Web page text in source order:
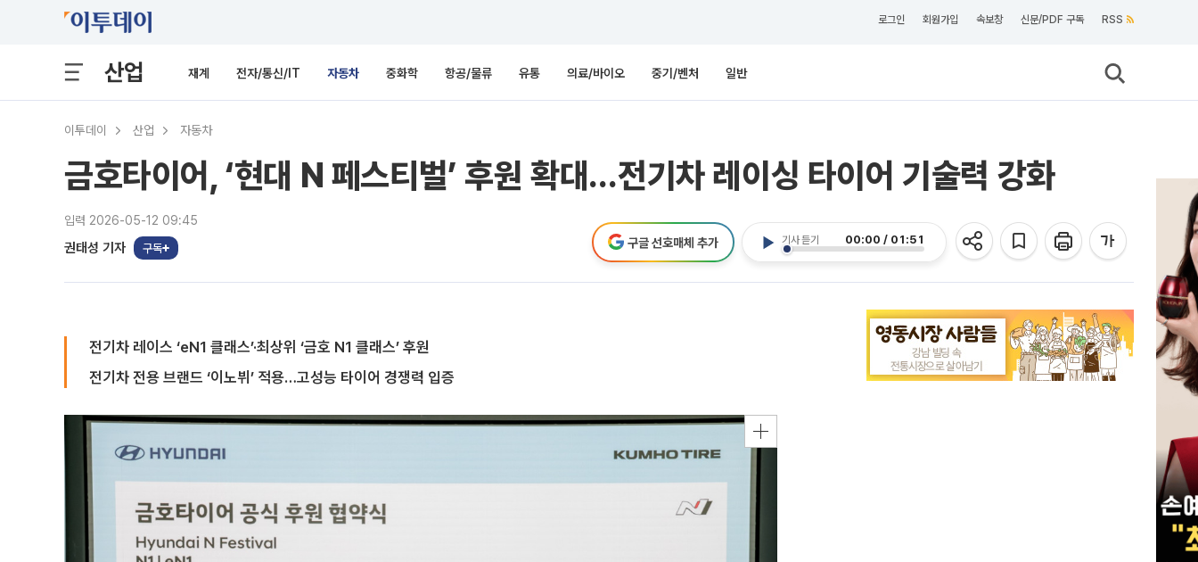
로그인 회원가입 속보창 신문/PDF 구독 RSS
산업 재계 전자/통신/IT 자동차 중화학 항공/물류 유통 의료/바이오 중기/벤처 일반
이투데이 산업 자동차
금호타이어, ‘현대 N 페스티벌’ 후원 확대…전기차 레이싱 타이어 기술력 강화
입력 2026-05-12 09:45
권태성 기자 구독
기사 듣기 00:00 / 01:51
구글 선호매체 추가
전기차 레이스 ‘eN1 클래스’·최상위 ‘금호 N1 클래스’ 후원
전기차 전용 브랜드 ‘이노뷔’ 적용…고성능 타이어 경쟁력 입증